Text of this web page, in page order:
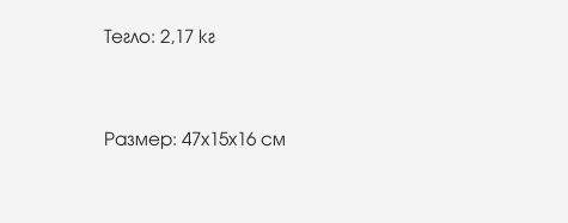
Тегло: 2,17 кг
Размер: 47x15x16 см